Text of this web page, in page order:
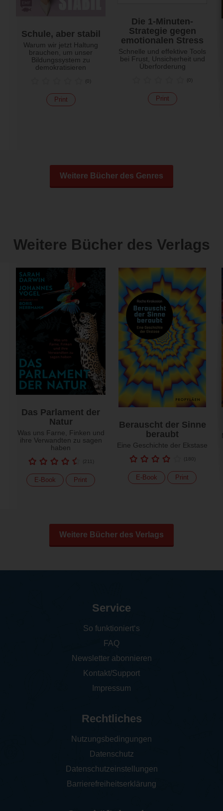
Schule, aber stabil
Warum wir jetzt Haltung
brauchen, um unser
Bildungssystem zu
demokratisieren
(0)
Print
Die 1-Minuten-
Strategie gegen
emotionalen Stress
Schnelle und effektive Tools
bei Frust, Unsicherheit und
Überforderung
(0)
Print
Weitere Bücher des Genres
Weitere Bücher des Verlags
Das Parlament der
Natur
Was uns Farne, Finken und
ihre Verwandten zu sagen
haben
(211 )
E-Book Print
Berauscht der Sinne
beraubt
Eine Geschichte der Ekstase
(180)
E-Book Print
Weitere Bücher des Verlags
Service
So funktioniert‘s
FAQ
Newsletter abonnieren
Kontakt/Support
Impressum
Rechtliches
Nutzungsbedingungen
Datenschutz
Datenschutzeinstellungen
Barrierefreiheitserklärung